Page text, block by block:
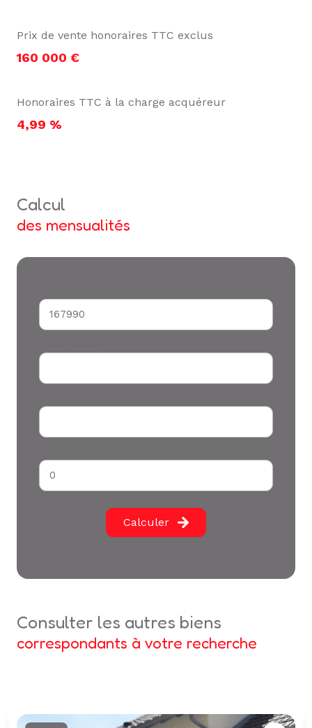
Prix de vente honoraires TTC exclus
160 000 €
Honoraires TTC à la charge acquéreur
4,99 %
calcul
des mensualités
Calculer
consulter les autres biens
correspondants à votre recherche